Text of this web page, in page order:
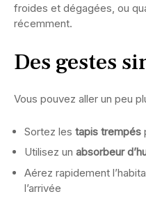
froides et dégagées, ou
récemment.
Des gestes
Vous pouvez aller un peu
Sortez les tapis trempés
Utilisez un absorbeur
Aérez rapidement
l’arrivée